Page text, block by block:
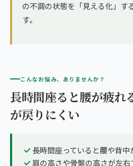
の不調の状態を「見える化」す
す。
こんなお悩み、ありませんか？
長時間座ると腰が疲れ
が戻りにくい
長時間座っていると腰や背中
肩の高さや骨盤の高さが左右